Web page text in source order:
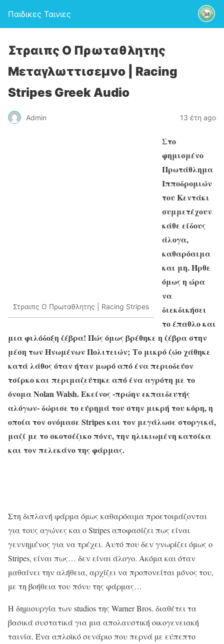
Παιδικες Ταινιες
Στραιπς O Πρωταθλητης
Μεταγλωττισεμνο | Racing
Stripes Greek Audio
Admin 13 έτη ago
Στραιπς O Πρωταθλητης | Racing Stripes
Στο
φημισμένο
Πρωτάθλημα
Ιπποδρομιών
του Κεντάκι
συμμετέχουν
κάθε είδους
άλογα,
καθαρόαιμα
και μη. Ήρθε
όμως η ώρα
να
διεκδικήσει
το έπαθλο και
μια φιλόδοξη ζέβρα! Πώς όμως βρέθηκε η ζέβρα στην
μέση των Ηνωμένων Πολιτειών; Το μικρό ζώο χάθηκε
κατά λάθος όταν ήταν μωρό από ένα περιοδεύον
τσίρκο και περιμαζεύτηκε από ένα αγρότη με το
όνομα Nolan Walsh. Εκείνος -πρώην εκπαιδευτής
αλόγων- δώρισε το εύρημά του στην μικρή του κόρη, η
οποία τον ονόμασε Stripes και τον μεγάλωσε στοργικά,
μαζί με το σκοτσέζικο πόνυ, την ηλικιωμένη κατσίκα
και τον πελεκάνο της φάρμας.
Στη διπλανή φάρμα όμως καθαρόαιμα προετοιμάζονται
για τους αγώνες και ο Stripes αποφασίζει πως είναι
γεννημένος για να τρέχει. Αυτό που δεν γνωρίζει όμως ο
Stripes, είναι πως… δεν είναι άλογο. Ακόμα και όταν
μαθαίνει την αλήθεια, αρχίζει να προπονείται μόνος του,
με τη βοήθεια του πόνυ της φάρμας…
Η δημιουργία των studios της Warner Bros. διαθέτει τα
βασικά συστατικά για μια απολαυστική οικογενειακή
ταινία. Ένα απλοϊκό σενάριο που περνά με εύπεπτο